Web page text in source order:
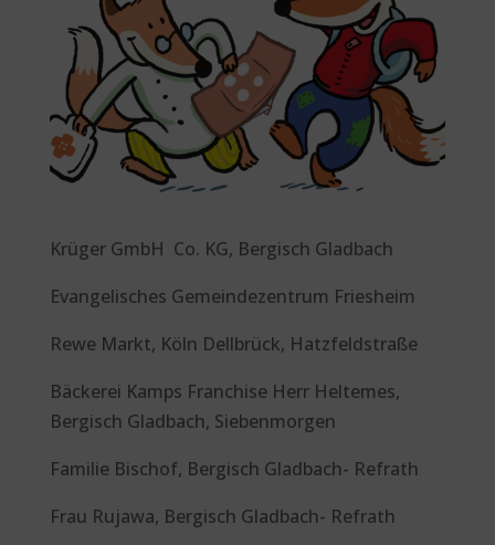
Krüger GmbH Co. KG, Bergisch Gladbach
Evangelisches Gemeindezentrum Friesheim
Rewe Markt, Köln Dellbrück, Hatzfeldstraße
Bäckerei Kamps Franchise Herr Heltemes,
Bergisch Gladbach, Siebenmorgen
Familie Bischof, Bergisch Gladbach- Refrath
Frau Rujawa, Bergisch Gladbach- Refrath